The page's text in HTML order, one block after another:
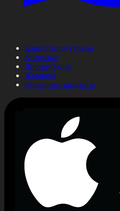
Корпорация туралы
Байланыс
Дистрибуция
Жарнама
Редакция стандарты